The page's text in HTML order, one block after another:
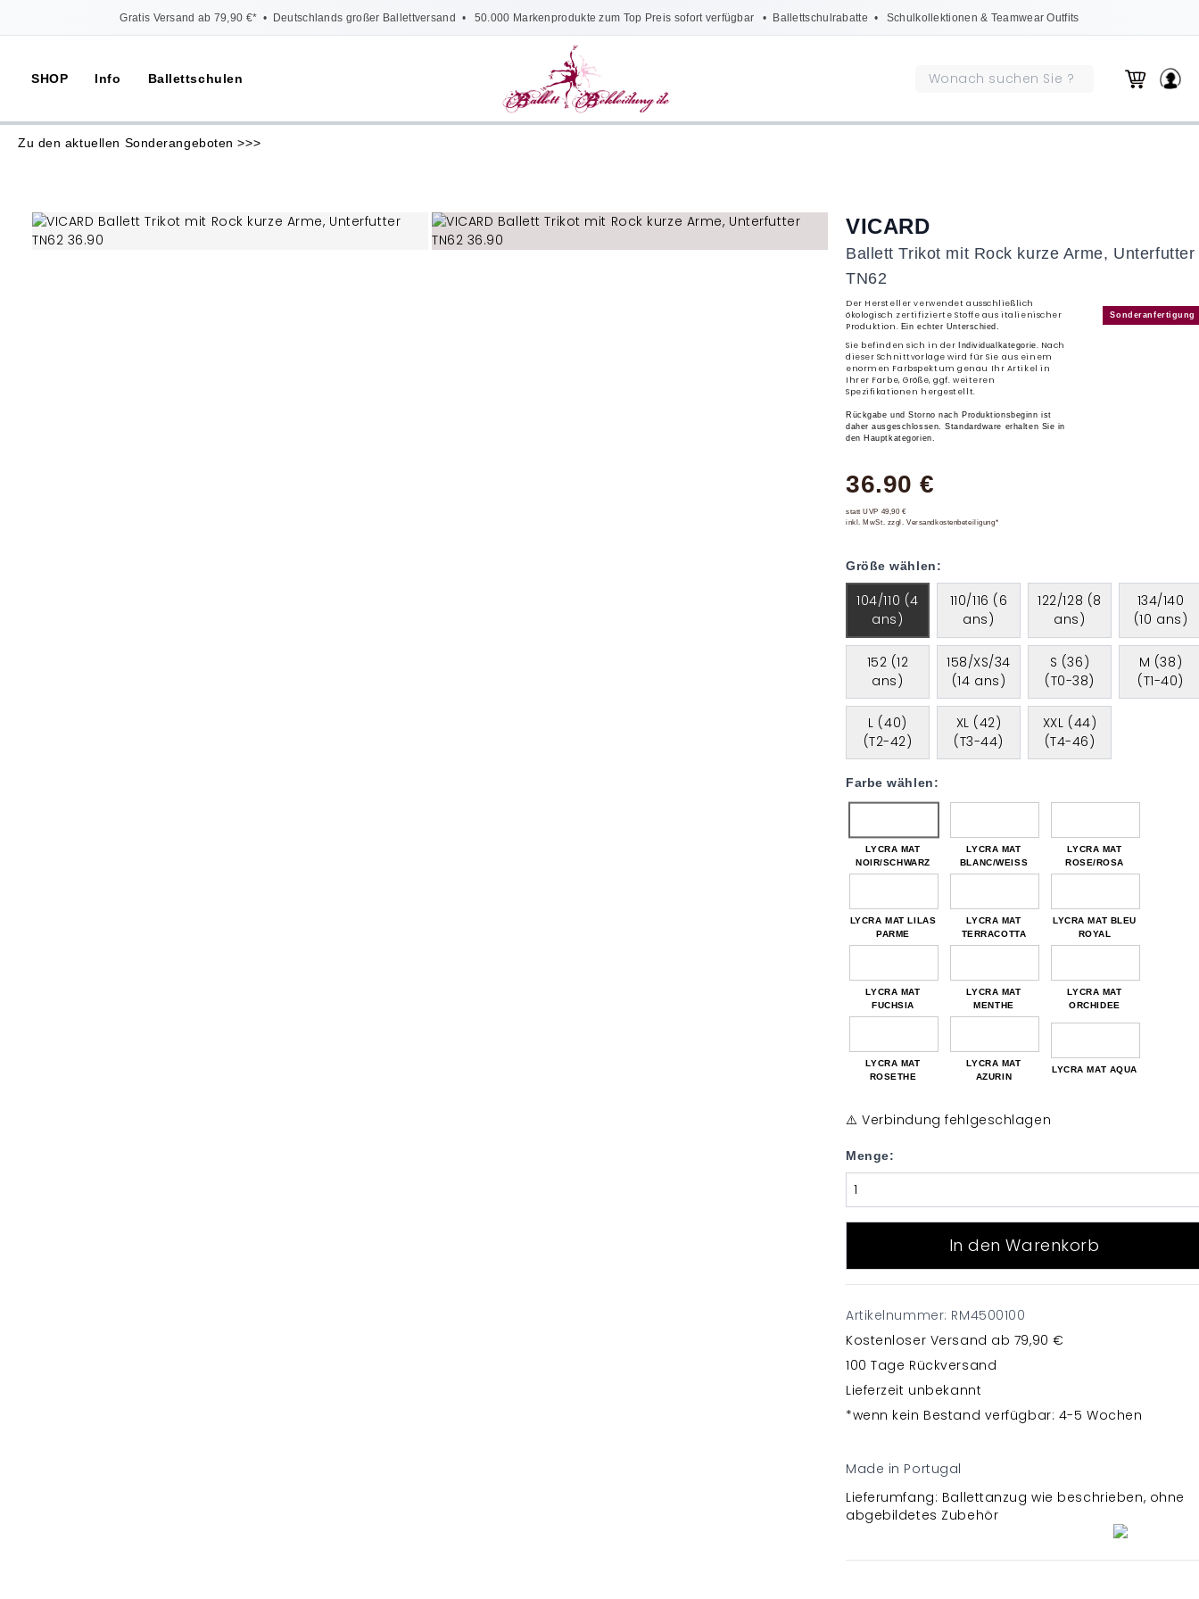
Gratis Versand ab 79,90 €* • Deutschlands großer Ballettversand • 50.000 Markenprodukte zum Top Preis sofort verfügbar • Ballettschulrabatte • Schulkollektionen & Teamwear Outfits
SHOP Info Ballettschulen
Zu den aktuellen Sonderangeboten >>>
Sonderanfertigung
VICARD
Ballett Trikot mit Rock kurze Arme, Unterfutter
TN62
Der Hersteller verwendet ausschließlich
ökologisch zertifizierte Stoffe aus italienischer
Produktion. Ein echter Unterschied.
Sie befinden sich in der Individualkategorie. Nach
dieser Schnittvorlage wird für Sie aus einem
enormen Farbspektum genau Ihr Artikel in
Ihrer Farbe, Größe, ggf. weiteren
Spezifikationen hergestellt.
Rückgabe und Storno nach Produktionsbeginn ist
daher ausgeschlossen. Standardware erhalten Sie in
den Hauptkategorien.
36.90 €
statt UVP 49,90 €
inkl. MwSt. zzgl. Versandkostenbeteiligung*
Größe wählen:
104/110 (4
ans)
110/116 (6
ans)
122/128 (8
ans)
134/140
(10 ans)
152 (12
ans)
158/XS/34
(14 ans)
S (36)
(T0-38)
M (38)
(T1-40)
L (40)
(T2-42)
XL (42)
(T3-44)
XXL (44)
(T4-46)
Farbe wählen:
LYCRA MAT
NOIR/SCHWARZ
LYCRA MAT
BLANC/WEISS
LYCRA MAT
ROSE/ROSA
LYCRA MAT LILAS
PARME
LYCRA MAT
TERRACOTTA
LYCRA MAT BLEU
ROYAL
LYCRA MAT
FUCHSIA
LYCRA MAT
MENTHE
LYCRA MAT
ORCHIDEE
LYCRA MAT
ROSETHE
LYCRA MAT
AZURIN
LYCRA MAT AQUA
⚠️ Verbindung fehlgeschlagen
Menge:
In den Warenkorb
Artikelnummer: RM4500100
Kostenloser Versand ab 79,90 €
100 Tage Rückversand
Lieferzeit unbekannt
*wenn kein Bestand verfügbar: 4-5 Wochen
Made in Portugal
Lieferumfang: Ballettanzug wie beschrieben, ohne
abgebildetes Zubehör